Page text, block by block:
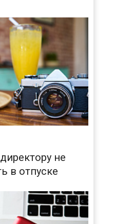
не
в отпуске